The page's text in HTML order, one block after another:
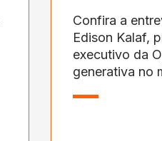
Confira a
Edison Kalaf,
executivo da
generativa no